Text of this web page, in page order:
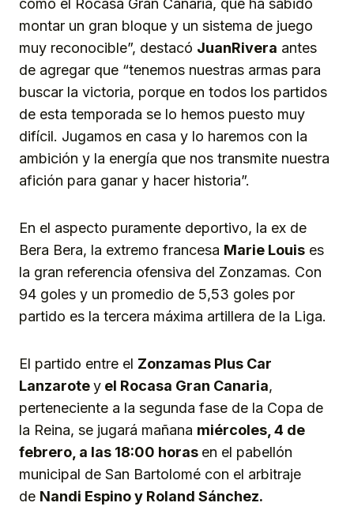
como el Rocasa Gran Canaria, que ha sabido
montar un gran bloque y un sistema de juego
muy reconocible”, destacó JuanRivera antes
de agregar que “tenemos nuestras armas para
buscar la victoria, porque en todos los partidos
de esta temporada se lo hemos puesto muy
difícil. Jugamos en casa y lo haremos con la
ambición y la energía que nos transmite nuestra
afición para ganar y hacer historia”.
En el aspecto puramente deportivo, la ex de
Bera Bera, la extremo francesa Marie Louis es
la gran referencia ofensiva del Zonzamas. Con
94 goles y un promedio de 5,53 goles por
partido es la tercera máxima artillera de la Liga.
El partido entre el Zonzamas Plus Car
Lanzarotey el Rocasa Gran Canaria,
perteneciente a la segunda fase de la Copa de
la Reina, se jugará mañana miércoles, 4 de
febrero, a las 18:00 horas en el pabellón
municipal de San Bartolomé con el arbitraje
de Nandi Espino y Roland Sánchez.